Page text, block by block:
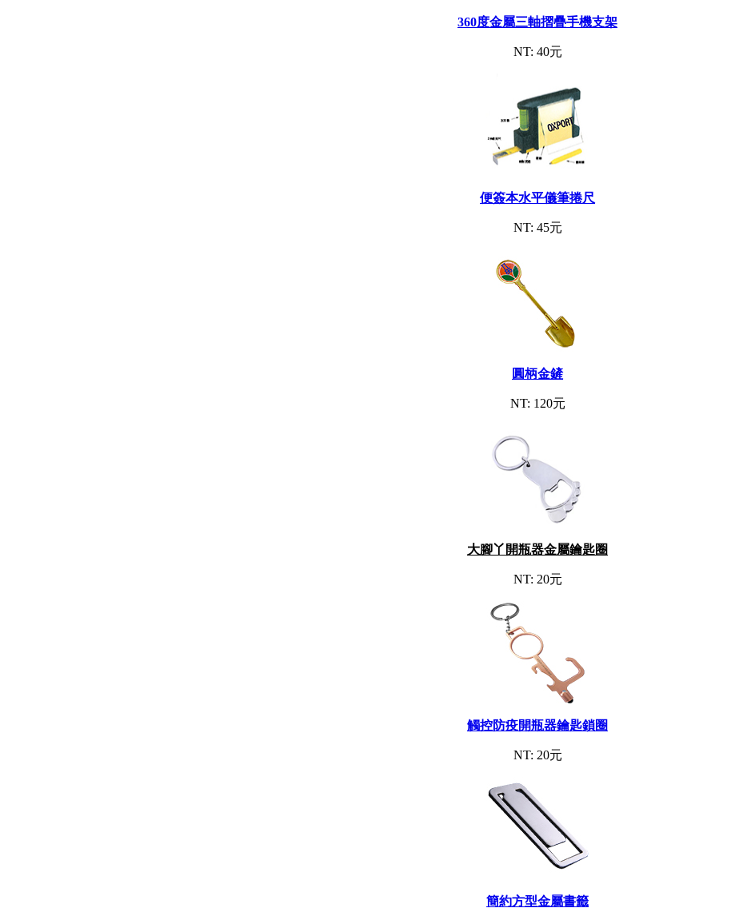
360度金屬三軸摺疊手機支架
NT: 40元
便簽本水平儀筆捲尺
NT: 45元
圓柄金鏟
NT: 120元
大腳丫開瓶器金屬鑰匙圈
NT: 20元
觸控防疫開瓶器鑰匙鎖圈
NT: 20元
簡約方型金屬書籤